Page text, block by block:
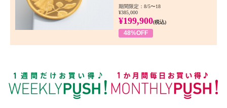
期間限定：8/5〜18
¥385,000
¥199,900(税込)
48%OFF